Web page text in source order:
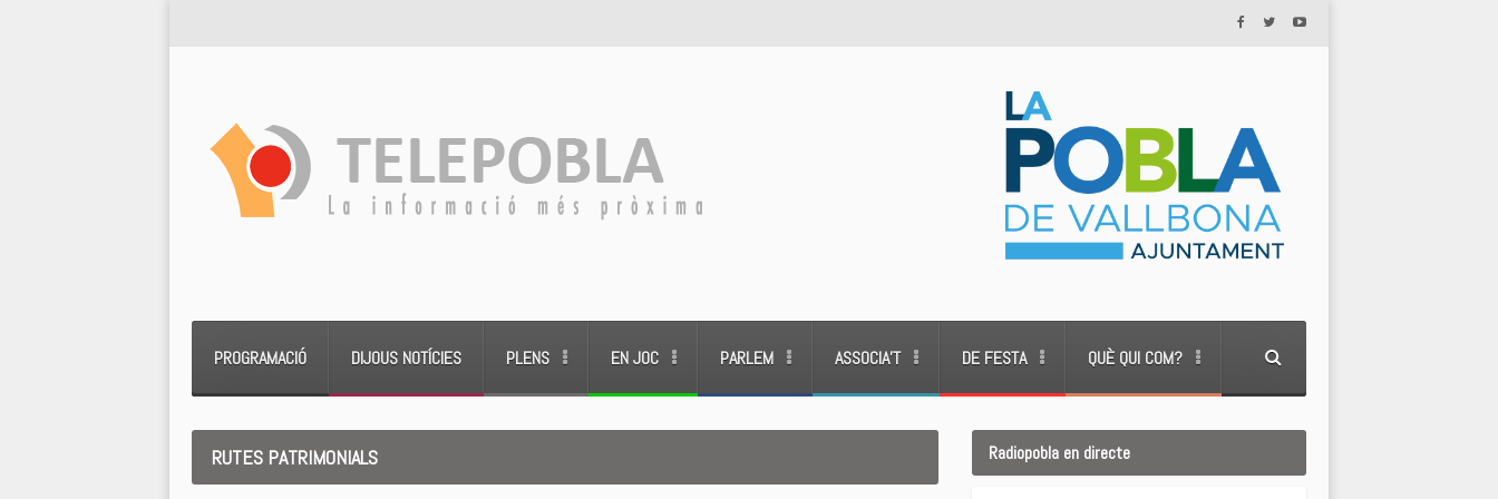
PROGRAMACIÓ DIJOUS NOTÍCIES PLENS EN JOC PARLEM ASSOCIA’T DE FESTA QUÈ QUI COM?
RUTES PATRIMONIALS Radiopobla en directe